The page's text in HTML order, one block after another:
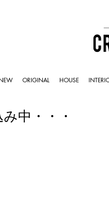
ORIGINAL HOUSE
中・・・